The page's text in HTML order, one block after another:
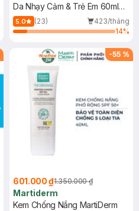
Da Nhạy Cảm & Trẻ Em 60ml
(Mới)
5.0 (23)
423/tháng
14%
-55 %
601.000 ₫1.350.000 ₫
Martiderm
Kem Chống Nắng MartiDerm